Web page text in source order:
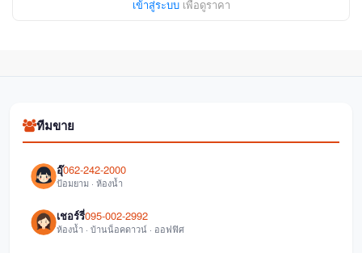
เข้าสู่ระบบเพื่อดูราคา
ทีมขาย
อุ๊062-242-2000
ป้อมยาม · ห้องน้ำ
เชอร์รี่095-002-2992
ห้องน้ำ · บ้านน็อคดาวน์ · ออฟฟิศ